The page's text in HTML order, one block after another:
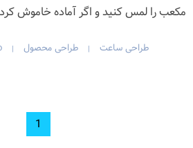
مکعب را لمس کنید و اگر آماده خاموش
طراحی ساعت | طراحی محصول |
1